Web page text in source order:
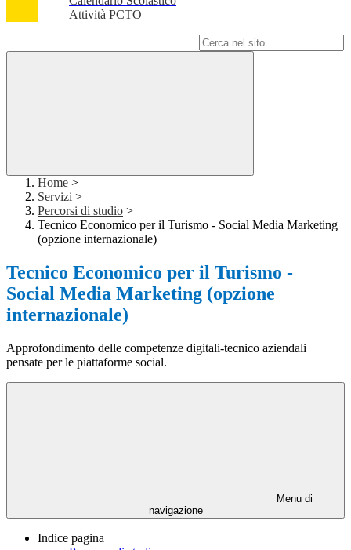
Attività PCTO
Home >
Servizi >
Percorsi di studio >
Tecnico Economico per il Turismo - Social Media Marketing
(opzione internazionale)
Tecnico Economico per il Turismo -
Social Media Marketing (opzione
internazionale)
Approfondimento delle competenze digitali-tecnico aziendali
pensate per le piattaforme social.
Menu di
navigazione
Indice pagina